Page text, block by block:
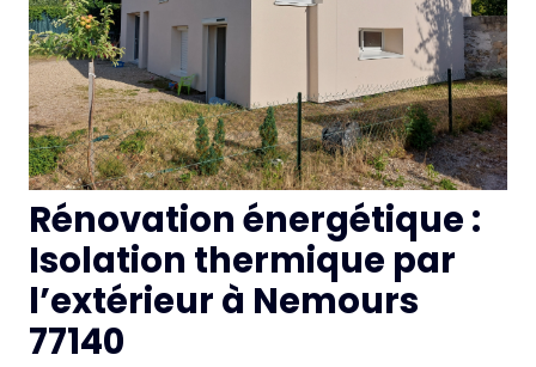
Rénovation énergétique :
Isolation thermique par
l’extérieur à Nemours
77140